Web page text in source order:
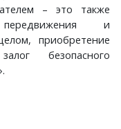
– это также
и
приобретение
безопасного